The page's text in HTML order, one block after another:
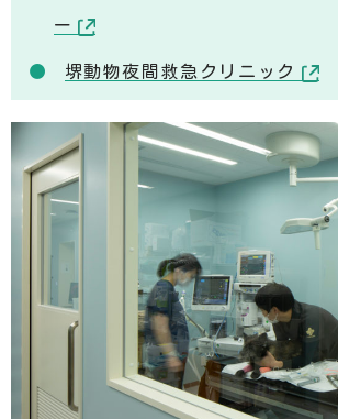
ー
堺動物夜間救急クリニック